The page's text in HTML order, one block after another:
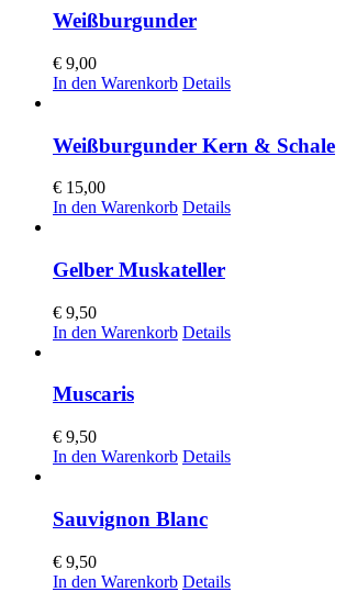
Weißburgunder
€ 9,00
In den Warenkorb Details
Weißburgunder Kern & Schale
€ 15,00
In den Warenkorb Details
Gelber Muskateller
€ 9,50
In den Warenkorb Details
Muscaris
€ 9,50
In den Warenkorb Details
Sauvignon Blanc
€ 9,50
In den Warenkorb Details